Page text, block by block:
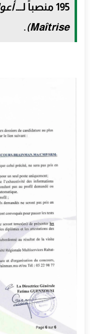
195 منصباً لـــ
Maîtrise)
.